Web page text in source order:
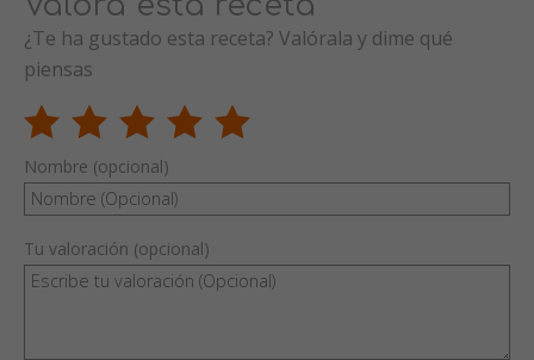
¿Te ha gustado esta receta? Valórala y dime qué
piensas
Nombre (opcional)
Tu valoración (opcional)